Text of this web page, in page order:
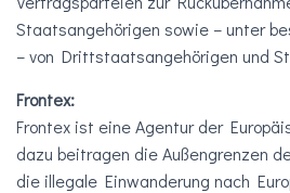
Staatsangehörigen sowie – unter
– von Drittstaatsangehörigen und
Frontex:
Frontex ist eine Agentur der
dazu beitragen die Außengrenzen
die illegale Einwanderung nach